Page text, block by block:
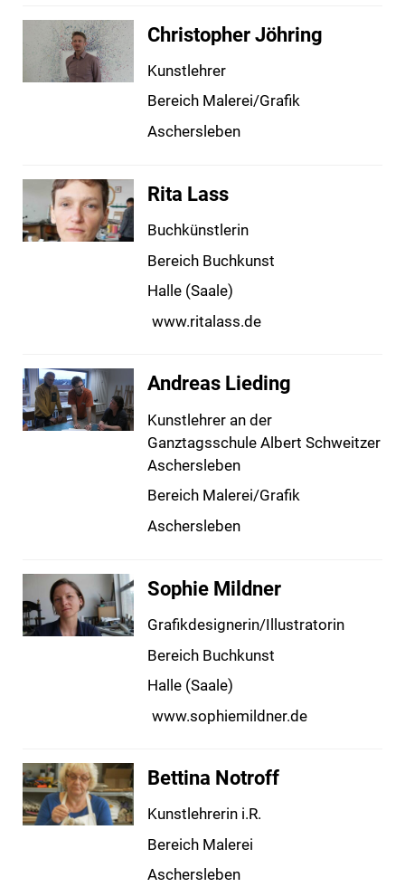
Christopher Jöhring
Kunstlehrer
Bereich Malerei/Grafik
Aschersleben
Rita Lass
Buchkünstlerin
Bereich Buchkunst
Halle (Saale)
www.ritalass.de
Andreas Lieding
Kunstlehrer an der
Ganztagsschule Albert Schweitzer
Aschersleben
Bereich Malerei/Grafik
Aschersleben
Sophie Mildner
Grafikdesignerin/Illustratorin
Bereich Buchkunst
Halle (Saale)
www.sophiemildner.de
Bettina Notroff
Kunstlehrerin i.R.
Bereich Malerei
Aschersleben